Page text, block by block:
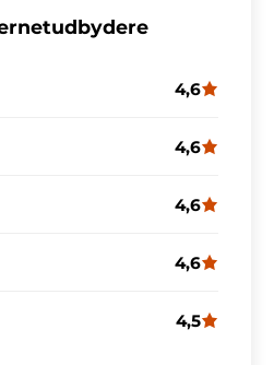
4,6
4,6
4,6
4,6
4,5